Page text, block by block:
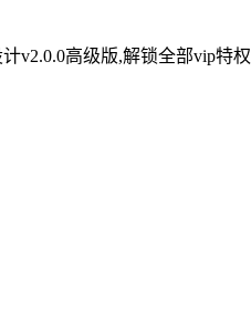
v2.0.0高级版,解锁全部vip特权